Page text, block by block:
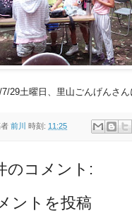
7/29土曜日、里山ごんげんさん
前川 時刻: 11:25
のコメント:
ントを投稿